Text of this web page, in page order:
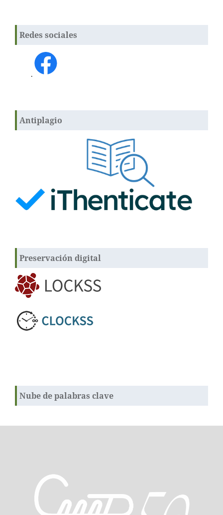
Redes sociales
.
Antiplagio
Preservación digital
Nube de palabras clave